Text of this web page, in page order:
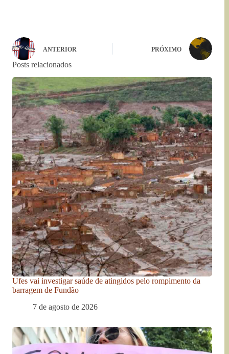
ANTERIOR PRÓXIMO
Posts relacionados
Ufes vai investigar saúde de atingidos pelo rompimento da
barragem de Fundão
7 de agosto de 2026